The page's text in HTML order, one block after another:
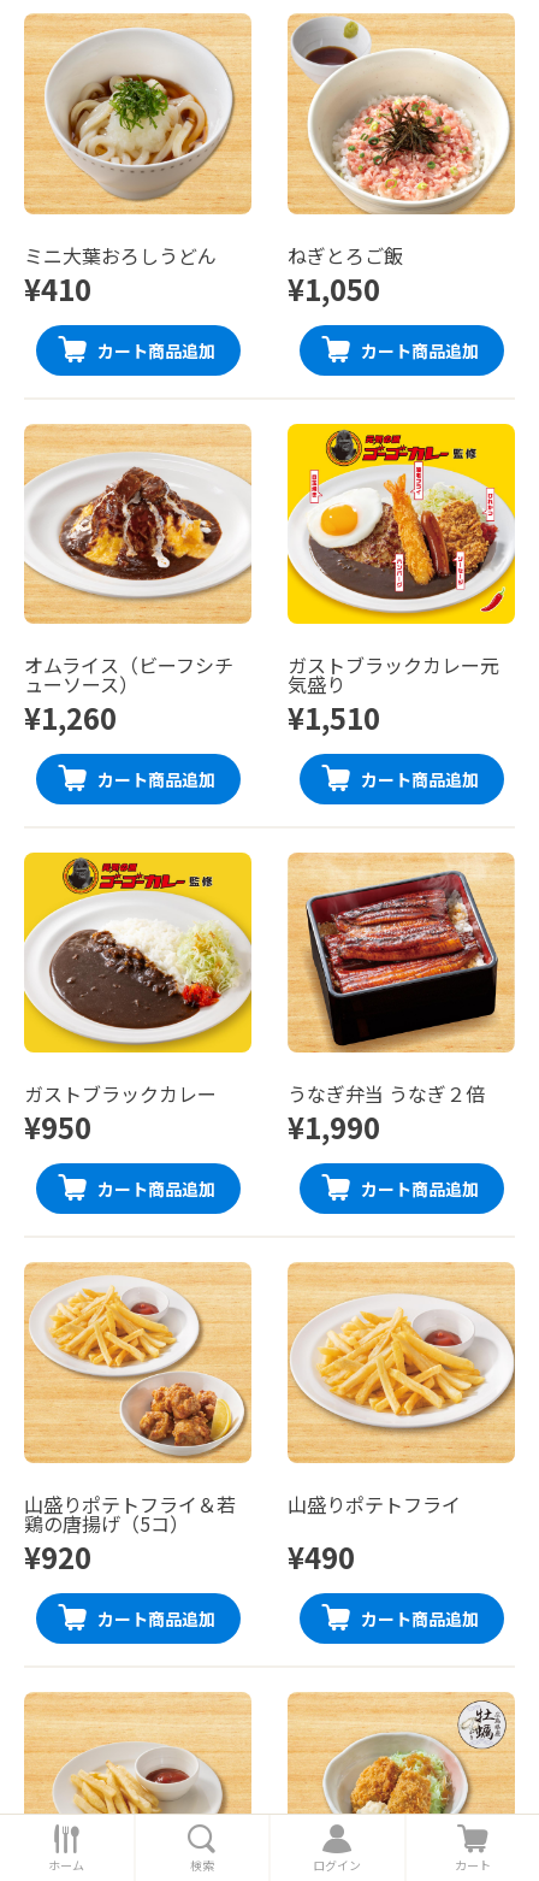
ミニ大葉おろしうどん
¥410
カート商品追加
ねぎとろご飯
¥1,050
カート商品追加
オムライス（ビーフシチ
ューソース）
¥1,260
カート商品追加
ガストブラックカレー元
気盛り
¥1,510
カート商品追加
ガストブラックカレー
¥950
カート商品追加
うなぎ弁当 うなぎ２倍
¥1,990
カート商品追加
山盛りポテトフライ＆若
鶏の唐揚げ（5コ）
¥920
カート商品追加
山盛りポテトフライ
¥490
カート商品追加
ホ
ー
ホーム 索
検索
ロ
グ
ログイン
カ
ー
カート